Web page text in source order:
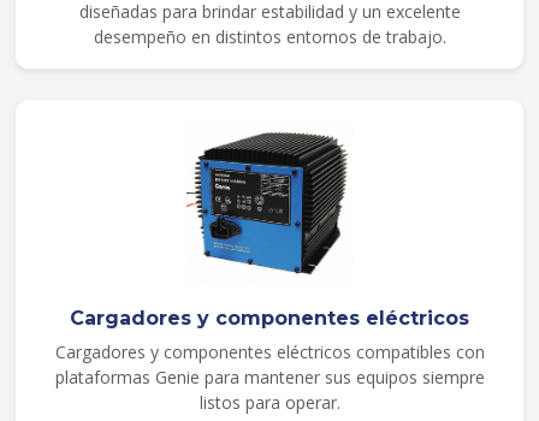
diseñadas para brindar estabilidad y un excelente
desempeño en distintos entornos de trabajo.
Cargadores y componentes eléctricos
Cargadores y componentes eléctricos compatibles con
plataformas Genie para mantener sus equipos siempre
listos para operar.